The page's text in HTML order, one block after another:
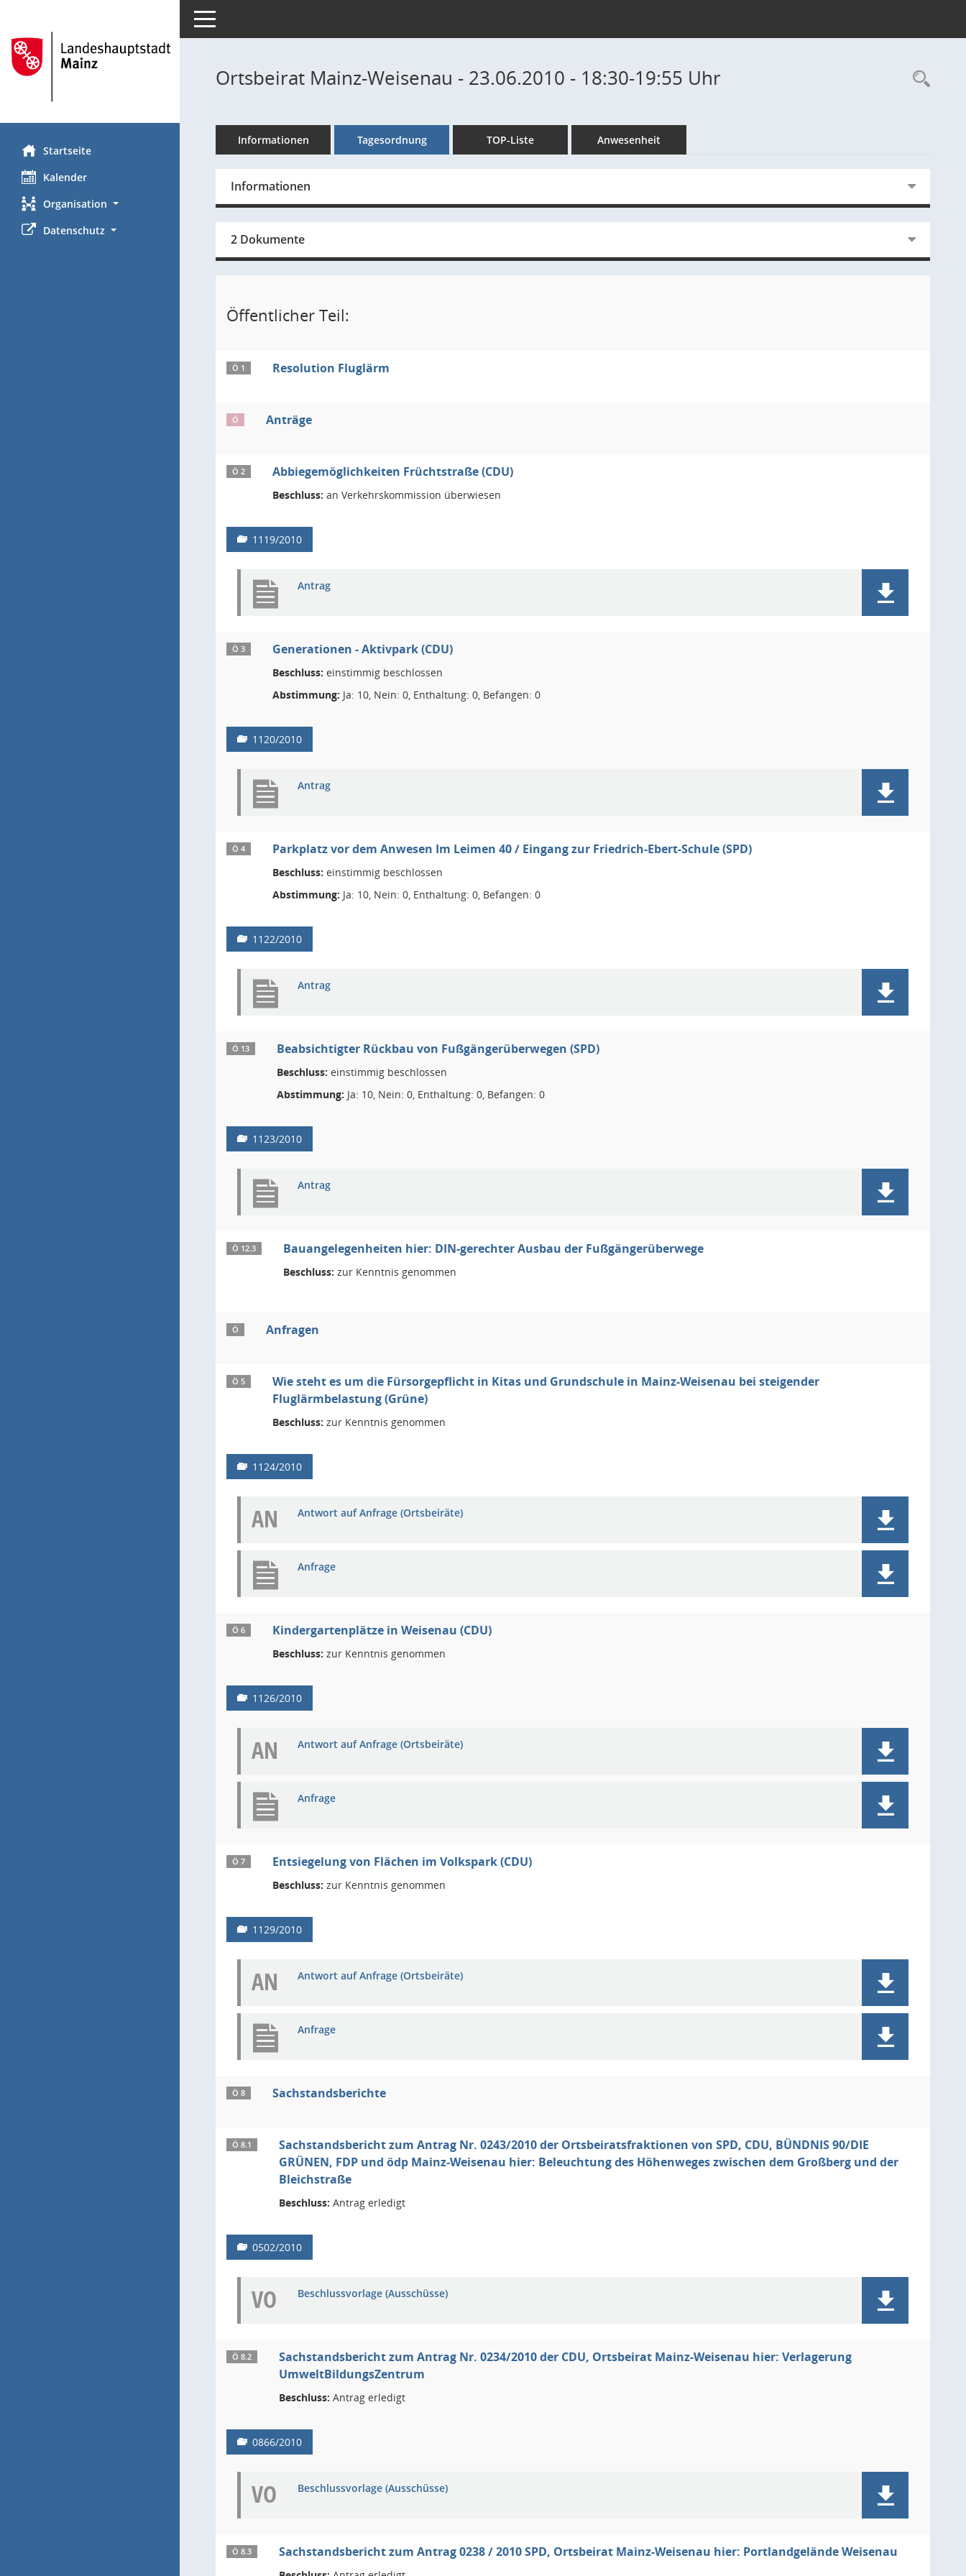
Startseite
Kalender
Organisation
Datenschutz
Toggle navigation
Ortsbeirat Mainz-Weisenau - 23.06.2010 - 18:30-19:55 Uhr
Informationen Tagesordnung TOP-Liste Anwesenheit
Informationen
2 Dokumente
Öffentlicher Teil:
Ö 1 Resolution Fluglärm
Ö Anträge
Ö 2 Abbiegemöglichkeiten Früchtstraße (CDU)
Beschluss: an Verkehrskommission überwiesen
1119/2010
Antrag
Ö 3 Generationen - Aktivpark (CDU)
Beschluss: einstimmig beschlossen
Abstimmung: Ja: 10, Nein: 0, Enthaltung: 0, Befangen: 0
1120/2010
Antrag
Ö 4 Parkplatz vor dem Anwesen Im Leimen 40 / Eingang zur Friedrich-Ebert-Schule (SPD)
Beschluss: einstimmig beschlossen
Abstimmung: Ja: 10, Nein: 0, Enthaltung: 0, Befangen: 0
1122/2010
Antrag
Ö 13 Beabsichtigter Rückbau von Fußgängerüberwegen (SPD)
Beschluss: einstimmig beschlossen
Abstimmung: Ja: 10, Nein: 0, Enthaltung: 0, Befangen: 0
1123/2010
Antrag
Ö 12.3 Bauangelegenheiten hier: DIN-gerechter Ausbau der Fußgängerüberwege
Beschluss: zur Kenntnis genommen
Ö Anfragen
Ö 5
Wie steht es um die Fürsorgepflicht in Kitas und Grundschule in Mainz-Weisenau bei steigender
Fluglärmbelastung (Grüne)
Beschluss: zur Kenntnis genommen
1124/2010
AN Antwort auf Anfrage (Ortsbeiräte)
Anfrage
Ö 6 Kindergartenplätze in Weisenau (CDU)
Beschluss: zur Kenntnis genommen
1126/2010
AN Antwort auf Anfrage (Ortsbeiräte)
Anfrage
Ö 7 Entsiegelung von Flächen im Volkspark (CDU)
Beschluss: zur Kenntnis genommen
1129/2010
AN Antwort auf Anfrage (Ortsbeiräte)
Anfrage
Ö 8 Sachstandsberichte
Ö 8.1
Sachstandsbericht zum Antrag Nr. 0243/2010 der Ortsbeiratsfraktionen von SPD, CDU, BÜNDNIS 90/DIE
GRÜNEN, FDP und ödp Mainz-Weisenau hier: Beleuchtung des Höhenweges zwischen dem Großberg und der
Bleichstraße
Beschluss: Antrag erledigt
0502/2010
VO Beschlussvorlage (Ausschüsse)
Ö 8.2
Sachstandsbericht zum Antrag Nr. 0234/2010 der CDU, Ortsbeirat Mainz-Weisenau hier: Verlagerung
UmweltBildungsZentrum
Beschluss: Antrag erledigt
0866/2010
VO Beschlussvorlage (Ausschüsse)
Ö 8.3 Sachstandsbericht zum Antrag 0238 / 2010 SPD, Ortsbeirat Mainz-Weisenau hier: Portlandgelände Weisenau